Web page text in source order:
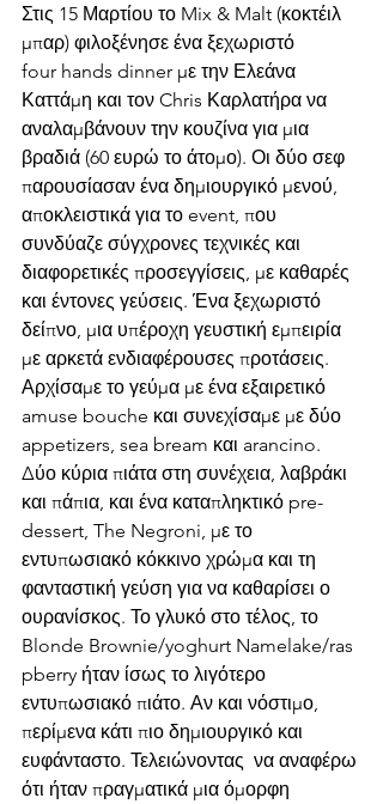
Στις 15 Μαρτίου το Mix & Malt (κοκτέιλ
μπαρ) φιλοξένησε ένα ξεχωριστό
four hands dinner με την Ελεάνα
Καττάμη και τον Chris Καρλατήρα να
αναλαμβάνουν την κουζίνα για μια
βραδιά (60 ευρώ το άτομο). Οι δύο σεφ
παρουσίασαν ένα δημιουργικό μενού,
αποκλειστικά για το event, που
συνδύαζε σύγχρονες τεχνικές και
διαφορετικές προσεγγίσεις, με καθαρές
και έντονες γεύσεις. Ένα ξεχωριστό
δείπνο, μια υπέροχη γευστική εμπειρία
με αρκετά ενδιαφέρουσες προτάσεις.
Αρχίσαμε το γεύμα με ένα εξαιρετικό
amuse bouche και συνεχίσαμε με δύο
appetizers, sea bream και arancino.
Δύο κύρια πιάτα στη συνέχεια, λαβράκι
και πάπια, και ένα καταπληκτικό pre-
dessert, The Negroni, με το
εντυπωσιακό κόκκινο χρώμα και τη
φανταστική γεύση για να καθαρίσει ο
ουρανίσκος. Το γλυκό στο τέλος, το
Blonde Brownie/yoghurt Namelake/ras
pberry ήταν ίσως το λιγότερο
εντυπωσιακό πιάτο. Αν και νόστιμο,
περίμενα κάτι πιο δημιουργικό και
ευφάνταστο. Τελειώνοντας  να αναφέρω
ότι ήταν πραγματικά μια όμορφη